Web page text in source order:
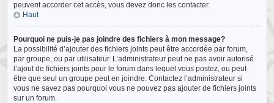
peuvent accorder cet accès, vous devez donc les contacter.
Haut
Pourquoi ne puis-je pas joindre des fichiers à mon message?
La possibilité d’ajouter des fichiers joints peut être accordée par forum,
par groupe, ou par utilisateur. L’administrateur peut ne pas avoir autorisé
l’ajout de fichiers joints pour le forum dans lequel vous postez, ou peut-
être que seul un groupe peut en joindre. Contactez l’administrateur si
vous ne savez pas pourquoi vous ne pouvez pas ajouter de fichiers joints
sur un forum.